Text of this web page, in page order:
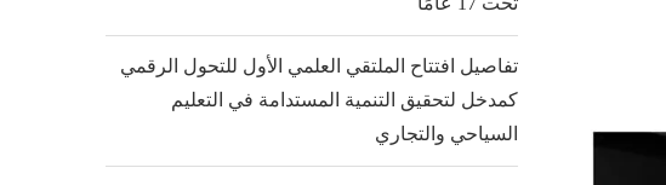
تفاصيل افتتاح الملتقي العلمي الأول للتحول الرقمي
كمدخل لتحقيق التنمية المستدامة في التعليم
السياحي والتجاري